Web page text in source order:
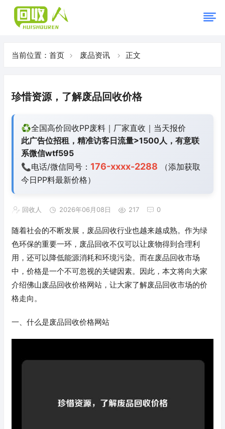
当前位置： 首页 废品资讯 正文
珍惜资源，了解废品回收价格
♻️全国高价回收PP废料｜厂家直收｜当天报价
此广告位招租，精准访客日流量>1500人，有意联
系微信wtf595
📞电话/微信同号： 176-xxxx-2288 （添加获取
今日PP料最新价格）
回收人 2026年06月08日 217 0
随着社会的不断发展，废品回收行业也越来越成熟。作为绿
色环保的重要一环，废品回收不仅可以让废物得到合理利
用，还可以降低能源消耗和环境污染。而在废品回收市场
中，价格是一个不可忽视的关键因素。因此，本文将向大家
介绍佛山废品回收价格网站，让大家了解废品回收市场的价
格走向。
一、什么是废品回收价格网站